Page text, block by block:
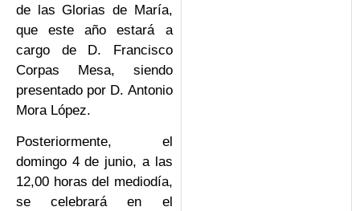
de las Glorias de María,
que este año estará a
cargo de D. Francisco
Corpas Mesa, siendo
presentado por D. Antonio
Mora López.
Posteriormente, el
domingo 4 de junio, a las
12,00 horas del mediodía,
se celebrará en el